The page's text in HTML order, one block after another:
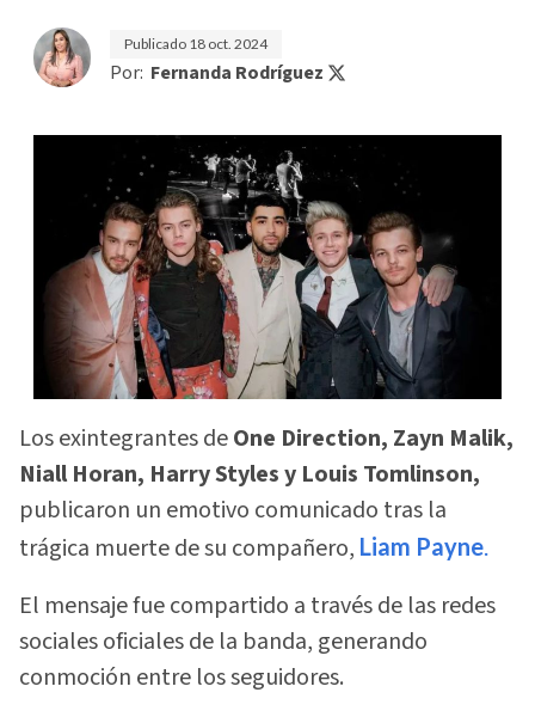
Publicado 18 oct. 2024
Por: Fernanda Rodríguez
Los exintegrantes deOne Direction, Zayn Malik,
Niall Horan, Harry Styles y Louis Tomlinson,
publicaron un emotivo comunicado tras la
trágica muerte de su compañero, Liam Payne.
El mensaje fue compartido a través de las redes
sociales oficiales de la banda, generando
conmoción entre los seguidores.